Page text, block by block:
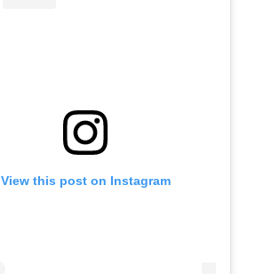
View this post on Instagram